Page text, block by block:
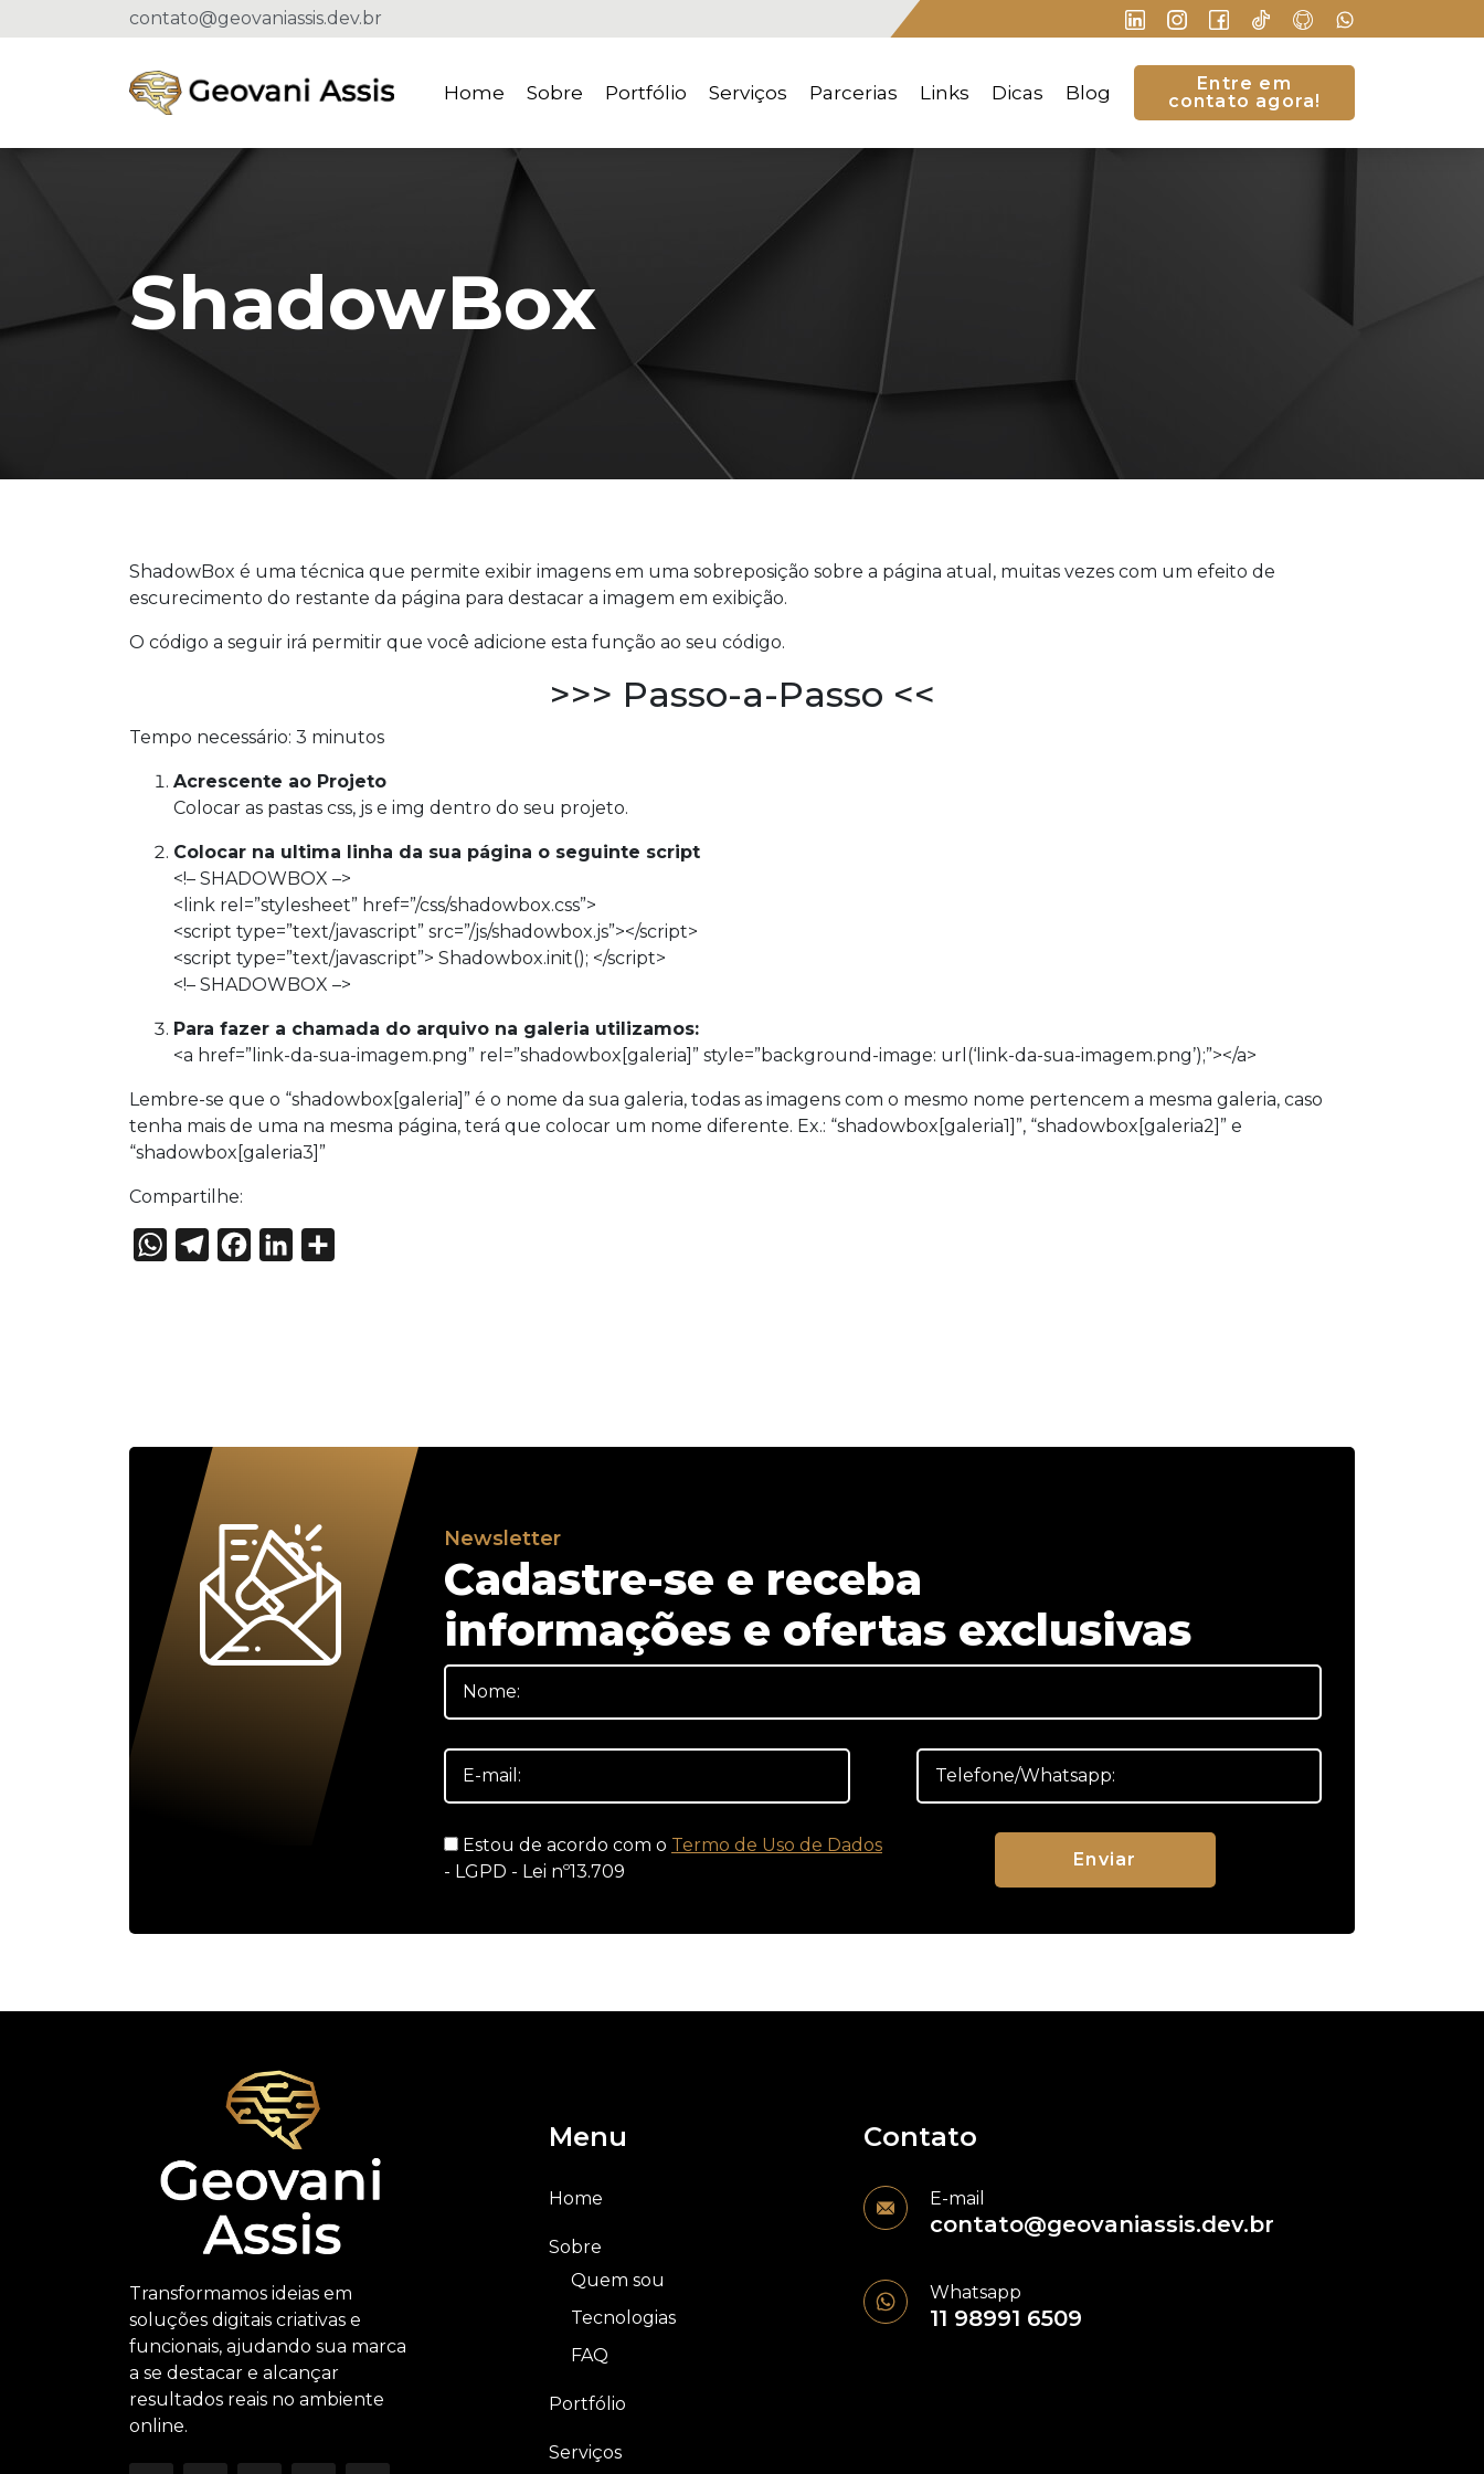
contato@geovaniassis.dev.br
Home Sobre Portfólio Serviços Parcerias Links Dicas Blog
Entre em
contato agora!
ShadowBox
ShadowBox é uma técnica que permite exibir imagens em uma sobreposição sobre a página atual, muitas vezes com um efeito de
escurecimento do restante da página para destacar a imagem em exibição.
O código a seguir irá permitir que você adicione esta função ao seu código.
>>> Passo-a-Passo <<
Tempo necessário: 3 minutos
Acrescente ao Projeto
Colocar as pastas css, js e img dentro do seu projeto.
Colocar na ultima linha da sua página o seguinte script
<!– SHADOWBOX –>
<link rel =”stylesheet” href=”/css/shadowbox.css”>
<script type=”text/javascript” src=”/js/shadowbox.js”></script>
<script type=”text/javascript”> Shadowbox.init(); </script>
<!– SHADOWBOX –>
Para fazer a chamada do arquivo na galeria utilizamos:
<a href=”link-da-sua-imagem.png” rel =”shadowbox[galeria]” style=”background-image: url(‘link-da-sua-imagem.png’);”></a>
Lembre-se que o “shadowbox[galeria]” é o nome da sua galeria, todas as imagens com o mesmo nome pertencem a mesma galeria, caso
tenha mais de uma na mesma página, terá que colocar um nome diferente. Ex.: “shadowbox[galeria1]”, “shadowbox[galeria2]” e
“shadowbox[galeria3]”
Compartilhe:
WhatsApp
TelegramFacebook
LinkedIn
Newsletter
Cadastre-se e receba
informações e ofertas exclusivas
Estou de acordo com o Termo de Uso de Dados
- LGPD - Lei nº13.709
Transformamos ideias em
soluções digitais criativas e
funcionais, ajudando sua marca
a se destacar e alcançar
resultados reais no ambiente
online.
Menu
Home
Sobre
Quem sou
Tecnologias
FAQ
Portfólio
Serviços
Contato
E-mail
contato@geovaniassis.dev.br
Whatsapp
11 98991 6509